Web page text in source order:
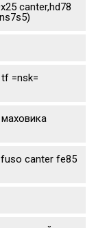
canter,hd78
=nsk=
canter fe85